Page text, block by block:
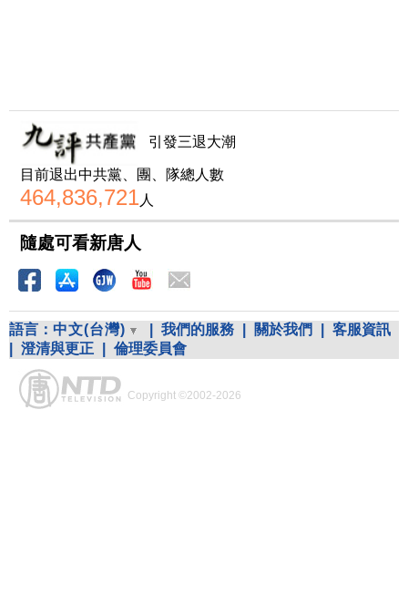
引發三退大潮
目前退出中共黨、團、隊總人數
464,836,721人
隨處可看新唐人
語言： 中文(台灣) 我們的服務 關於我們
客服資訊
澄清與更正 倫理委員會
Copyright ©2002-2026